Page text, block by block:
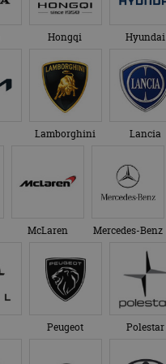
Hongqi Hyundai
Lamborghini Lancia
McLaren Mercedes-Benz
Peugeot Polestar